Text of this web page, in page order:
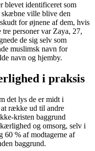
blevet identificeret som
skæbne ville blive den
for øjnene af dem, hvis
personer var Zaya, 27,
de sig selv som
muslimsk navn for
navn og hjemby.
i praksis
det lys de er midt i
række ud til andre
kristen baggrund
og omsorg, selv i
60 % af modtagerne af
baggrund.